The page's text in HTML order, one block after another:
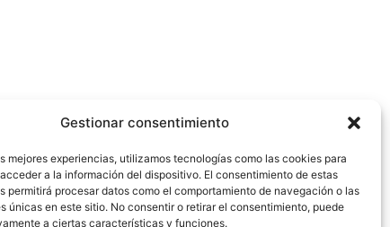
Gestionar consentimiento
mejores experiencias, utilizamos tecnologías como las cookies para
a la información del dispositivo. El consentimiento de estas
permitirá procesar datos como el comportamiento de navegación o las
únicas en este sitio. No consentir o retirar el consentimiento, puede
a ciertas características y funciones.